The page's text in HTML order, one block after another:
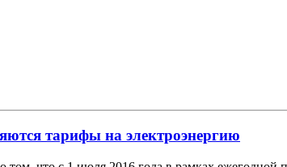
тарифы на электроэнергию